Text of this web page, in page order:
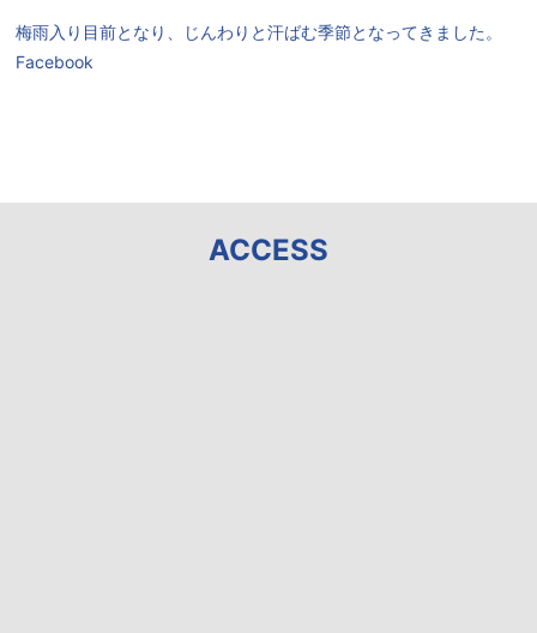
梅雨入り目前となり、じんわりと汗ばむ季節となってきました。
Facebook
ACCESS